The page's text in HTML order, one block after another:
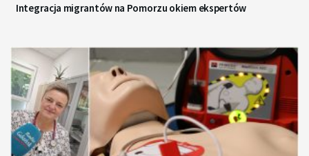
Integracja migrantów na Pomorzu okiem ekspertów